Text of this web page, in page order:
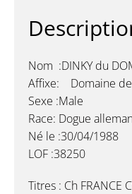
Nom :DINKY du
Affixe: Domaine
Sexe :Male
Race: Dogue
Né le :30/04/1988
LOF :38250
Titres : Ch FRANCE